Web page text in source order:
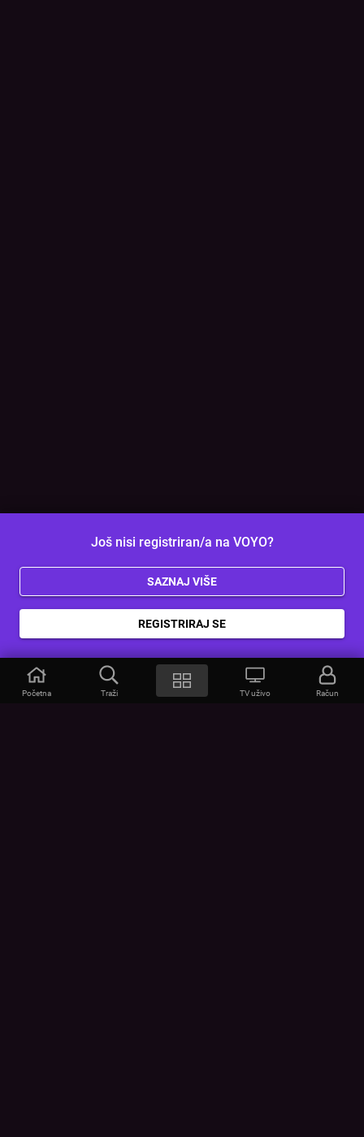
Početna Traži TV uživo Račun
Još nisi registriran/a na VOYO?
SAZNAJ VIŠE
REGISTRIRAJ SE